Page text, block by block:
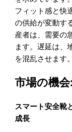
フィット感と快
の供給が変動す
産者は、需要の
ます。遅延は、
を混乱させます。
市場の機会:
スマート安全靴
成長